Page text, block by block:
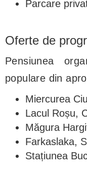
Parcare
Oferte de
Pensiunea
populare din
Miercurea
Lacul Roșu,
Măgura
Farkaslaka,
Stațiunea